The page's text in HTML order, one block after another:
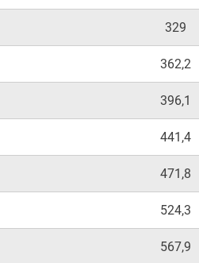
329
362,2
396,1
441,4
471,8
524,3
567,9